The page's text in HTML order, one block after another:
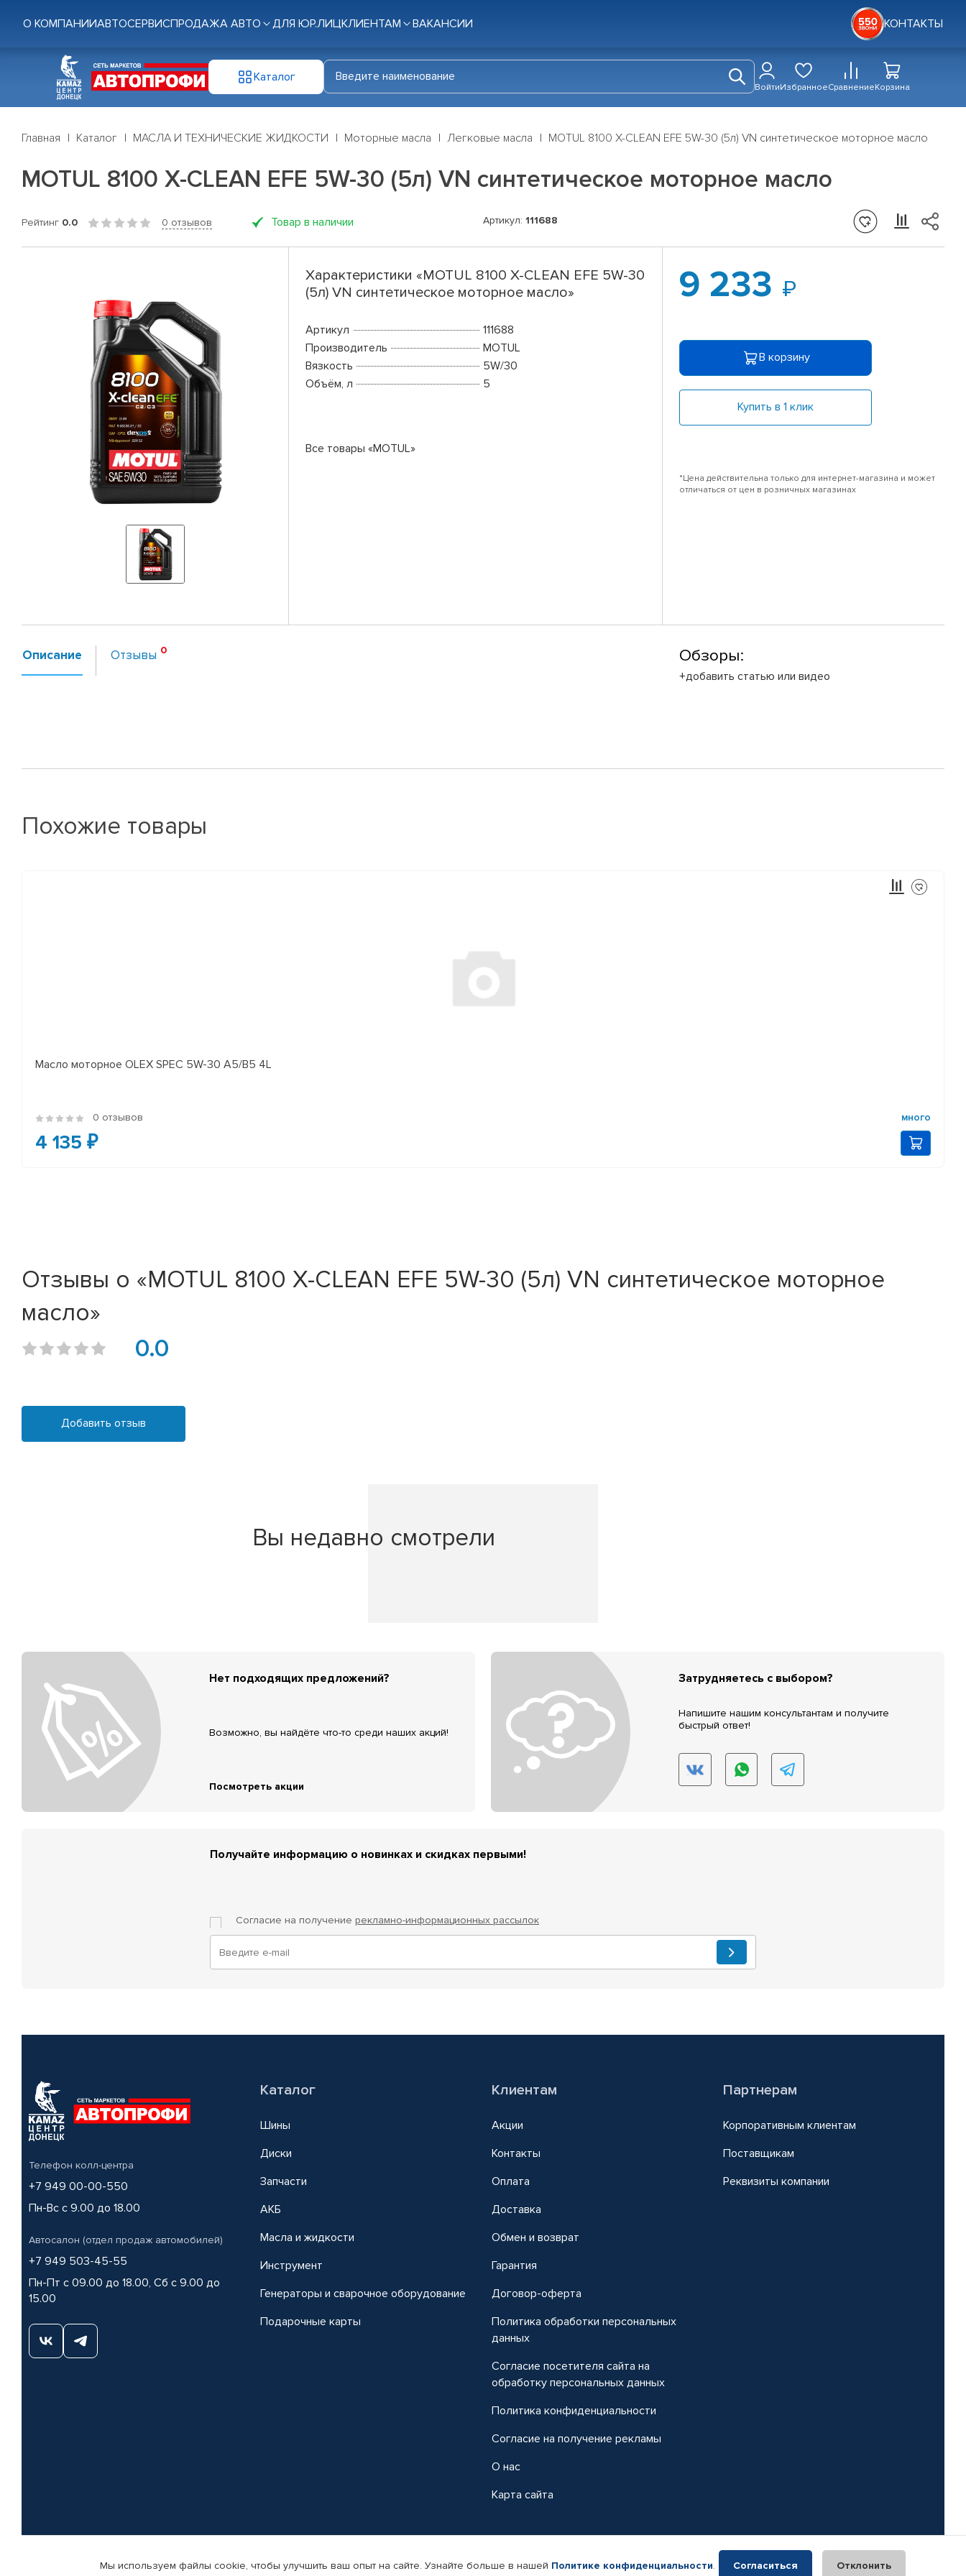
О КОМПАНИИАВТОСЕРВИСПРОДАЖА АВТО ДЛЯ ЮР.ЛИЦКЛИЕНТАМ ВАКАНСИИ КОНТАКТЫ
Каталог
ВойтиИзбранноеСравнениеКорзина
Главная Каталог МАСЛА И ТЕХНИЧЕСКИЕ ЖИДКОСТИ Моторные масла Легковые масла MOTUL 8100 X-CLEAN EFE 5W-30 (5л) VN синтетическое моторное масло
MOTUL 8100 X-CLEAN EFE 5W-30 (5л) VN синтетическое моторное масло
Рейтинг 0.0 0 отзывов Товар в наличии Артикул: 111688
Характеристики «MOTUL 8100 X-CLEAN EFE 5W-30
(5л) VN синтетическое моторное масло»
Артикул
111688
Производитель
MOTUL
Вязкость
5W/30
Объём, л
5
Все товары «MOTUL»
9 233
В корзину
Купить в 1 клик
*Цена действительна только для интернет-магазина и может
отличаться от цен в розничных магазинах
Описание Отзывы Обзоры:
+добавить статью или видео
Похожие товары
Масло моторное OLEX SPEC 5W-30 A5/B5 4L
0 отзывов много
4 135 ₽
Отзывы о «MOTUL 8100 X-CLEAN EFE 5W-30 (5л) VN синтетическое моторное
масло»
0.0
Добавить отзыв
Вы недавно смотрели
Нет подходящих предложений?
Возможно, вы найдёте что-то среди наших акций!
Посмотреть акции
Затрудняетесь с выбором?
Напишите нашим консультантам и получите
быстрый ответ!
Получайте информацию о новинках и скидках первыми!
Согласие на получение рекламно-информационных рассылок
Телефон колл-центра
+7 949 00-00-550
Пн-Вс с 9.00 до 18.00
Автосалон (отдел продаж автомобилей)
+7 949 503-45-55
Пн-Пт с 09.00 до 18.00, Сб с 9.00 до
15.00
Каталог
Шины
Диски
Запчасти
АКБ
Масла и жидкости
Инструмент
Генераторы и сварочное оборудование
Подарочные карты
Клиентам
Акции
Контакты
Оплата
Доставка
Обмен и возврат
Гарантия
Договор-оферта
Политика обработки персональных
данных
Согласие посетителя сайта на
обработку персональных данных
Политика конфиденциальности
Согласие на получение рекламы
О нас
Карта сайта
Партнерам
Корпоративным клиентам
Поставщикам
Реквизиты компании
© КАМАЗ ЦЕНТР ДОНЕЦК, 2015-2026. Все права защищены. Интернет-магазин автомобильных товаров Автопрофи.
Мы используем файлы cookie, чтобы улучшить ваш опыт на сайте. Узнайте больше в нашей Политике конфиденциальности. Согласиться Отклонить